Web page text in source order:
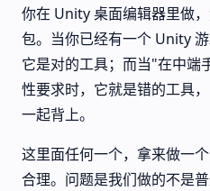
你在 Unity 桌面编辑器里做
包。当你已经有一个 Unity
它是对的工具；而当"在中端
性要求时，它就是错的工具
一起背上。
这里面任何一个，拿来做一
合理。问题是我们做的不是